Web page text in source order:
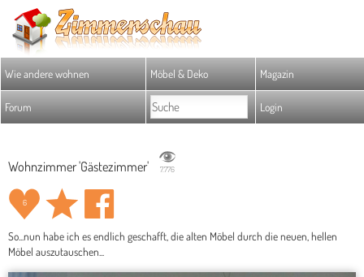
Wie andere wohnen Möbel & Deko Magazin
Forum Login
Wohnzimmer 'Gästezimmer' 7.776
6
So...nun habe ich es endlich geschafft, die alten Möbel durch die neuen, hellen
Möbel auszutauschen...